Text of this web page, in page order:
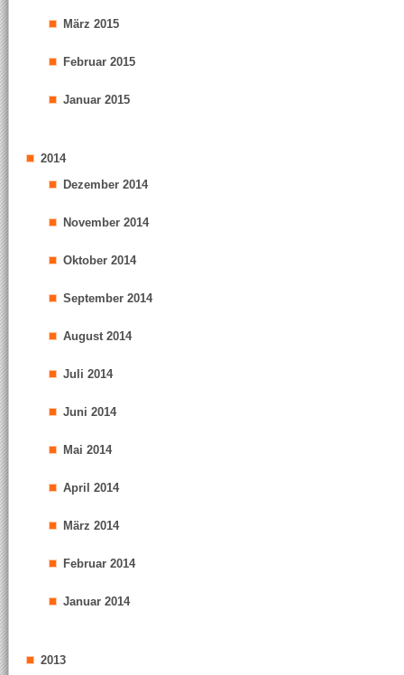
März 2015
Februar 2015
Januar 2015
2014
Dezember 2014
November 2014
Oktober 2014
September 2014
August 2014
Juli 2014
Juni 2014
Mai 2014
April 2014
März 2014
Februar 2014
Januar 2014
2013